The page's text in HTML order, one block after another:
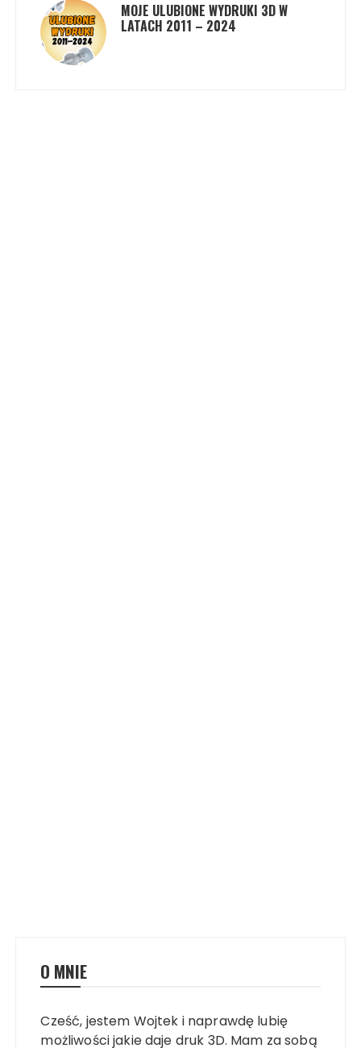
MOJE ULUBIONE WYDRUKI 3D W
LATACH 2011 – 2024
O MNIE
Cześć, jestem Wojtek i naprawdę lubię
możliwości jakie daje druk 3D. Mam za sobą